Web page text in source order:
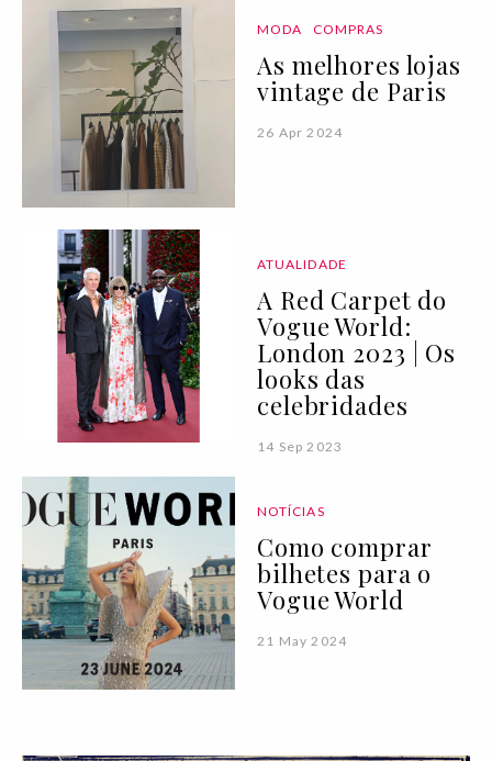
MODA COMPRAS
As melhores lojas
vintage de Paris
26 Apr 2024
ATUALIDADE
A Red Carpet do
Vogue World:
London 2023 | Os
looks das
celebridades
14 Sep 2023
NOTÍCIAS
Como comprar
bilhetes para o
Vogue World
21 May 2024